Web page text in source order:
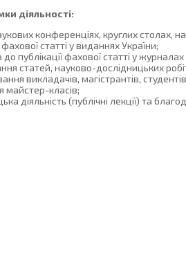
діяльності:
конференціях, круглих столах,
фахової статті у виданнях України;
до публікації фахової статті у журналах
статей, науково-дослідницьких
викладачів, магістрантів,
майстер-класів;
діяльність (публічні лекції) та